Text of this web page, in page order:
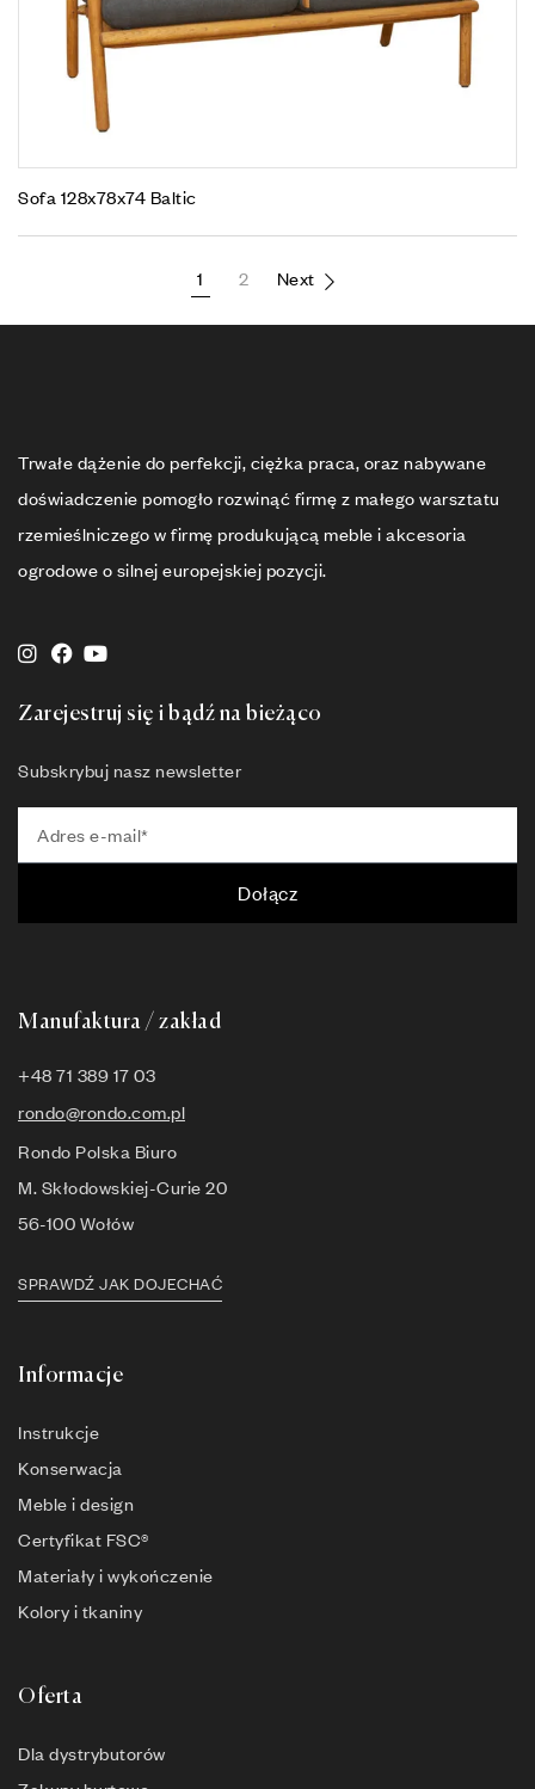
Sofa 128x78x74 Baltic
1 2 Next
Trwałe dążenie do perfekcji, ciężka praca, oraz nabywane
doświadczenie pomogło rozwinąć firmę z małego warsztatu
rzemieślniczego w firmę produkującą meble i akcesoria
ogrodowe o silnej europejskiej pozycji.
Zarejestruj się i bądź na bieżąco
Subskrybuj nasz newsletter
Dołącz
Manufaktura / zakład
+48 71 389 17 03
rondo@rondo.com.pl
Rondo Polska Biuro
M. Skłodowskiej-Curie 20
56-100 Wołów
SPRAWDŹ JAK DOJECHAĆ
Informacje
Instrukcje
Konserwacja
Meble i design
Certyfikat FSC®
Materiały i wykończenie
Kolory i tkaniny
Oferta
Dla dystrybutorów